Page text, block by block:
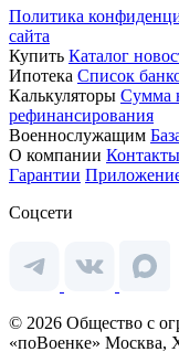
Политика
сайта
Купить Каталог
Ипотека Список
Калькуляторы Сумма
рефинансирования
Военнослужащим
О компании Контакты
Гарантии
Соцсети
© 2026 Общество с
«поВоенке» Москва,